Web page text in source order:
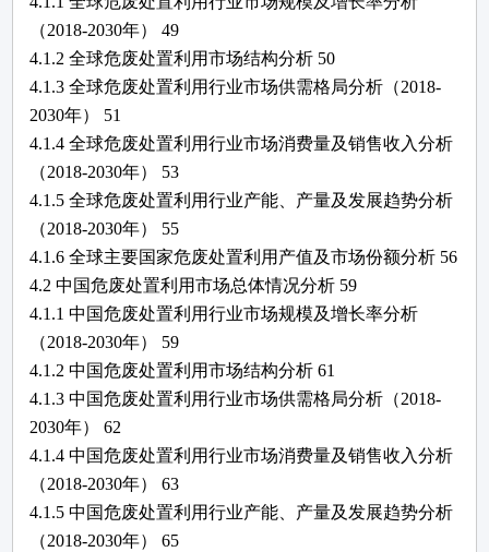
（2018-2030年）
49
4.1.2 全球危废处置利用市场结构分析 50
4.1.3 全球危废处置利用行业市场供需格局分析（2018-
2030年）
51
4.1.4 全球危废处置利用行业市场消费量及销售收入分析
（2018-2030年）
53
4.1.5 全球危废处置利用行业产能、产量及发展趋势分析
（2018-2030年）
55
4.1.6 全球主要国家危废处置利用 产值及市场份额分析 56
4.2 中国危废处置利用市场总体情况分析 59
4.1.1 中国危废处置利用行业市场规模及增长率分析
（2018-2030年）
59
4.1.2 中国危废处置利用市场结构分析 61
4.1.3 中国危废处置利用行业市场供需格局分析（2018-
2030年）
62
4.1.4 中国危废处置利用行业市场消费量及销售收入分析
（2018-2030年）
63
4.1.5 中国危废处置利用行业产能、产量及发展趋势分析
（2018-2030年）
65